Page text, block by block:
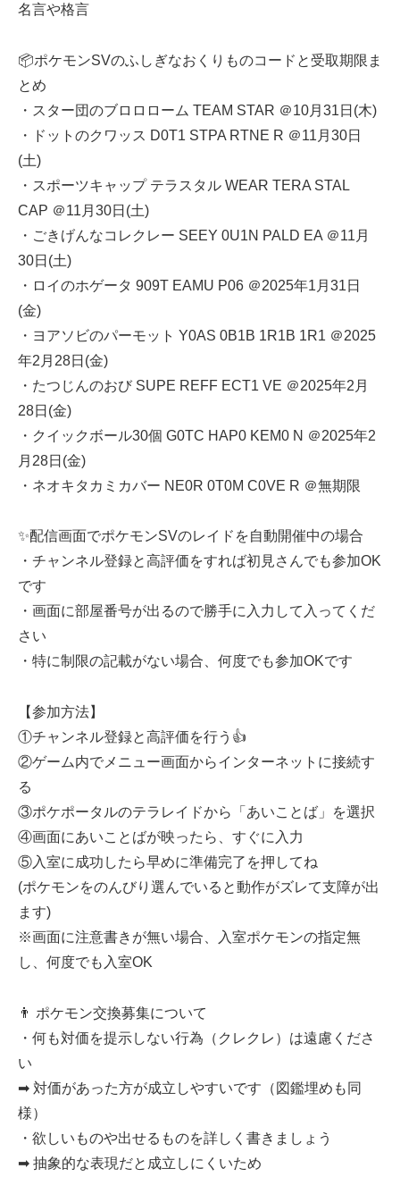
名言や格言
📦ポケモンSVのふしぎなおくりものコードと受取期限ま
とめ
・スター団のブロロローム TEAM STAR ＠10月31日(木)
・ドットのクワッス D0T1 STPA RTNE R ＠11月30日
(土)
・スポーツキャップ テラスタル WEAR TERA STAL
CAP ＠11月30日(土)
・ごきげんなコレクレー SEEY 0U1N PALD EA ＠11月
30日(土)
・ロイのホゲータ 909T EAMU P06 ＠2025年1月31日
(金)
・ヨアソビのパーモット Y0AS 0B1B 1R1B 1R1 ＠2025
年2月28日(金)
・たつじんのおび SUPE REFF ECT1 VE ＠2025年2月
28日(金)
・クイックボール30個 G0TC HAP0 KEM0 N ＠2025年2
月28日(金)
・ネオキタカミカバー NE0R 0T0M C0VE R ＠無期限
✨配信画面でポケモンSVのレイドを自動開催中の場合
・チャンネル登録と高評価をすれば初見さんでも参加OK
です
・画面に部屋番号が出るので勝手に入力して入ってくだ
さい
・特に制限の記載がない場合、何度でも参加OKです
【参加方法】
①チャンネル登録と高評価を行う👍
②ゲーム内でメニュー画面からインターネットに接続す
る
③ポケポータルのテラレイドから「あいことば」を選択
④画面にあいことばが映ったら、すぐに入力
⑤入室に成功したら早めに準備完了を押してね
(ポケモンをのんびり選んでいると動作がズレて支障が出
ます)
※画面に注意書きが無い場合、入室ポケモンの指定無
し、何度でも入室OK
👨 ポケモン交換募集について
・何も対価を提示しない行為（クレクレ）は遠慮くださ
い
➡ 対価があった方が成立しやすいです（図鑑埋めも同
様）
・欲しいものや出せるものを詳しく書きましょう
➡ 抽象的な表現だと成立しにくいため